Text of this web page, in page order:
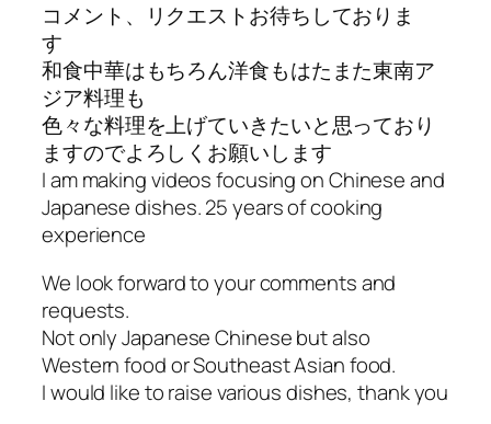
コメント、リクエストお待ちしておりま
す
和食中華はもちろん洋食もはたまた東南ア
ジア料理も
色々な料理を上げていきたいと思っており
ますのでよろしくお願いします
I am making videos focusing on Chinese and
Japanese dishes. 25 years of cooking
experience
We look forward to your comments and
requests.
Not only Japanese Chinese but also
Western food or Southeast Asian food.
I would like to raise various dishes, thank you